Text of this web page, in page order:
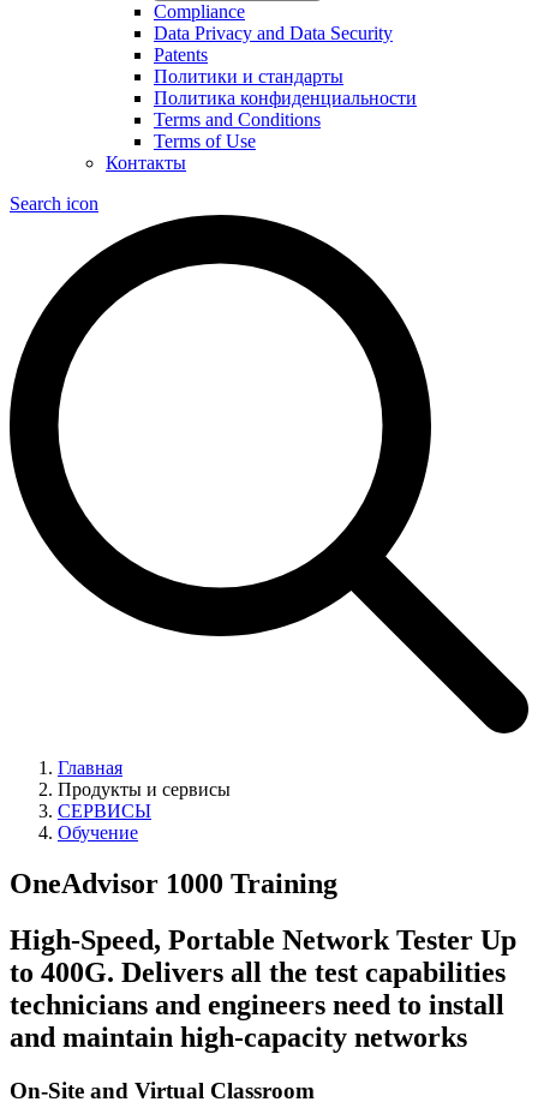
Compliance
Data Privacy and Data Security
Patents
Политики и стандарты
Политика конфиденциальности
Terms and Conditions
Terms of Use
Контакты
Search icon
Главная
Продукты и сервисы
СЕРВИСЫ
Обучение
OneAdvisor 1000 Training
High-Speed, Portable Network Tester Up
to 400G. Delivers all the test capabilities
technicians and engineers need to install
and maintain high-capacity networks
On-Site and Virtual Classroom